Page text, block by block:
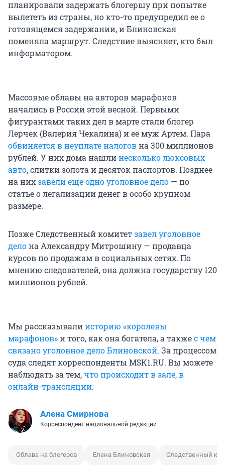
планировали задержать блогершу при попытке
вылететь из страны, но кто-то предупредил ее о
готовящемся задержании, и Блиновская
поменяла маршрут. Следствие выясняет, кто был
информатором.
Массовые облавы на авторов марафонов
начались в России этой весной. Первыми
фигурантами таких дел в марте стали блогер
Лерчек (Валерия Чекалина) и ее муж Артем. Пара
обвиняется в неуплате налоговна 300 миллионов
рублей. У них дома нашлинесколько люксовых
авто, слитки золота и десяток паспортов. Позднее
на нихзавели еще одно уголовное дело — по
статье о легализации денег в особо крупном
размере.
Позже Следственный комитетзавел уголовное
делона Александру Митрошину — продавца
курсов по продажам в социальных сетях. По
мнению следователей, она должна государству 120
миллионов рублей.
Мы рассказывалиисторию «королевы
марафонов»и того, как она богатела, а такжес чем
связано уголовное дело Блиновской. За процессом
суда следят корреспонденты MSK1.RU. Вы можете
наблюдать за тем,что происходит в зале, в
онлайн-трансляции.
Алена Смирнова
Корреспондент национальной редакции
Облава на блогеров Елена Блиновская Следственный